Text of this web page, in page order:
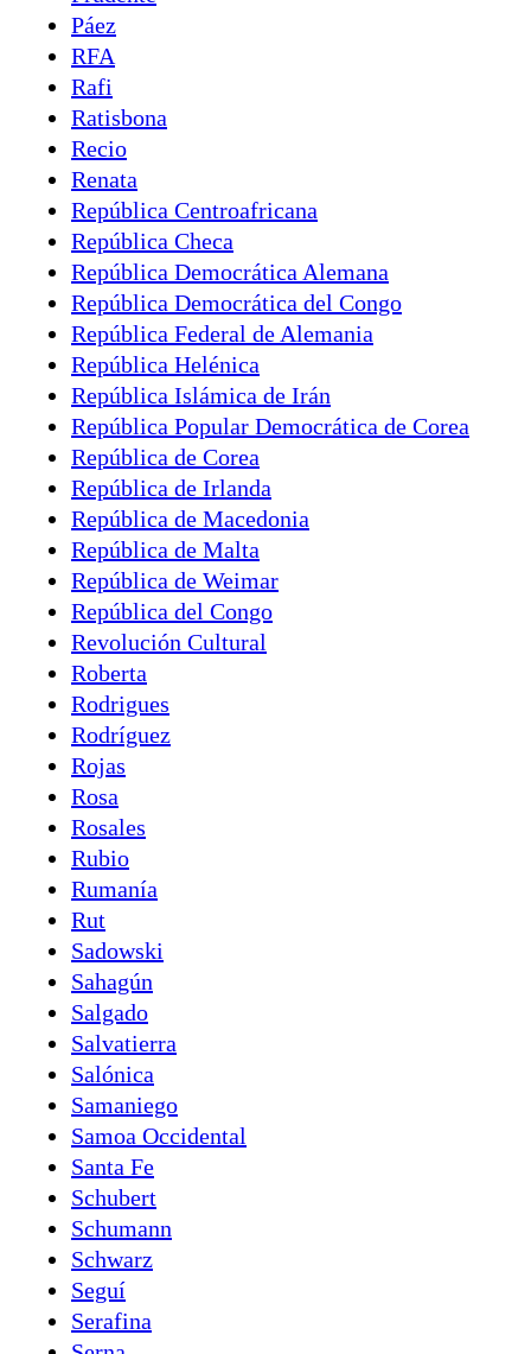
Páez
RFA
Rafi
Ratisbona
Recio
Renata
República Centroafricana
República Checa
República Democrática Alemana
República Democrática del Congo
República Federal de Alemania
República Helénica
República Islámica de Irán
República Popular Democrática de Corea
República de Corea
República de Irlanda
República de Macedonia
República de Malta
República de Weimar
República del Congo
Revolución Cultural
Roberta
Rodrigues
Rodríguez
Rojas
Rosa
Rosales
Rubio
Rumanía
Rut
Sadowski
Sahagún
Salgado
Salvatierra
Salónica
Samaniego
Samoa Occidental
Santa Fe
Schubert
Schumann
Schwarz
Seguí
Serafina